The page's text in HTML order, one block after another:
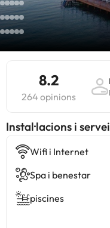
8.2
264 opinions
Instal·lacions i
Wifi i Internet
Spa i benestar
piscines